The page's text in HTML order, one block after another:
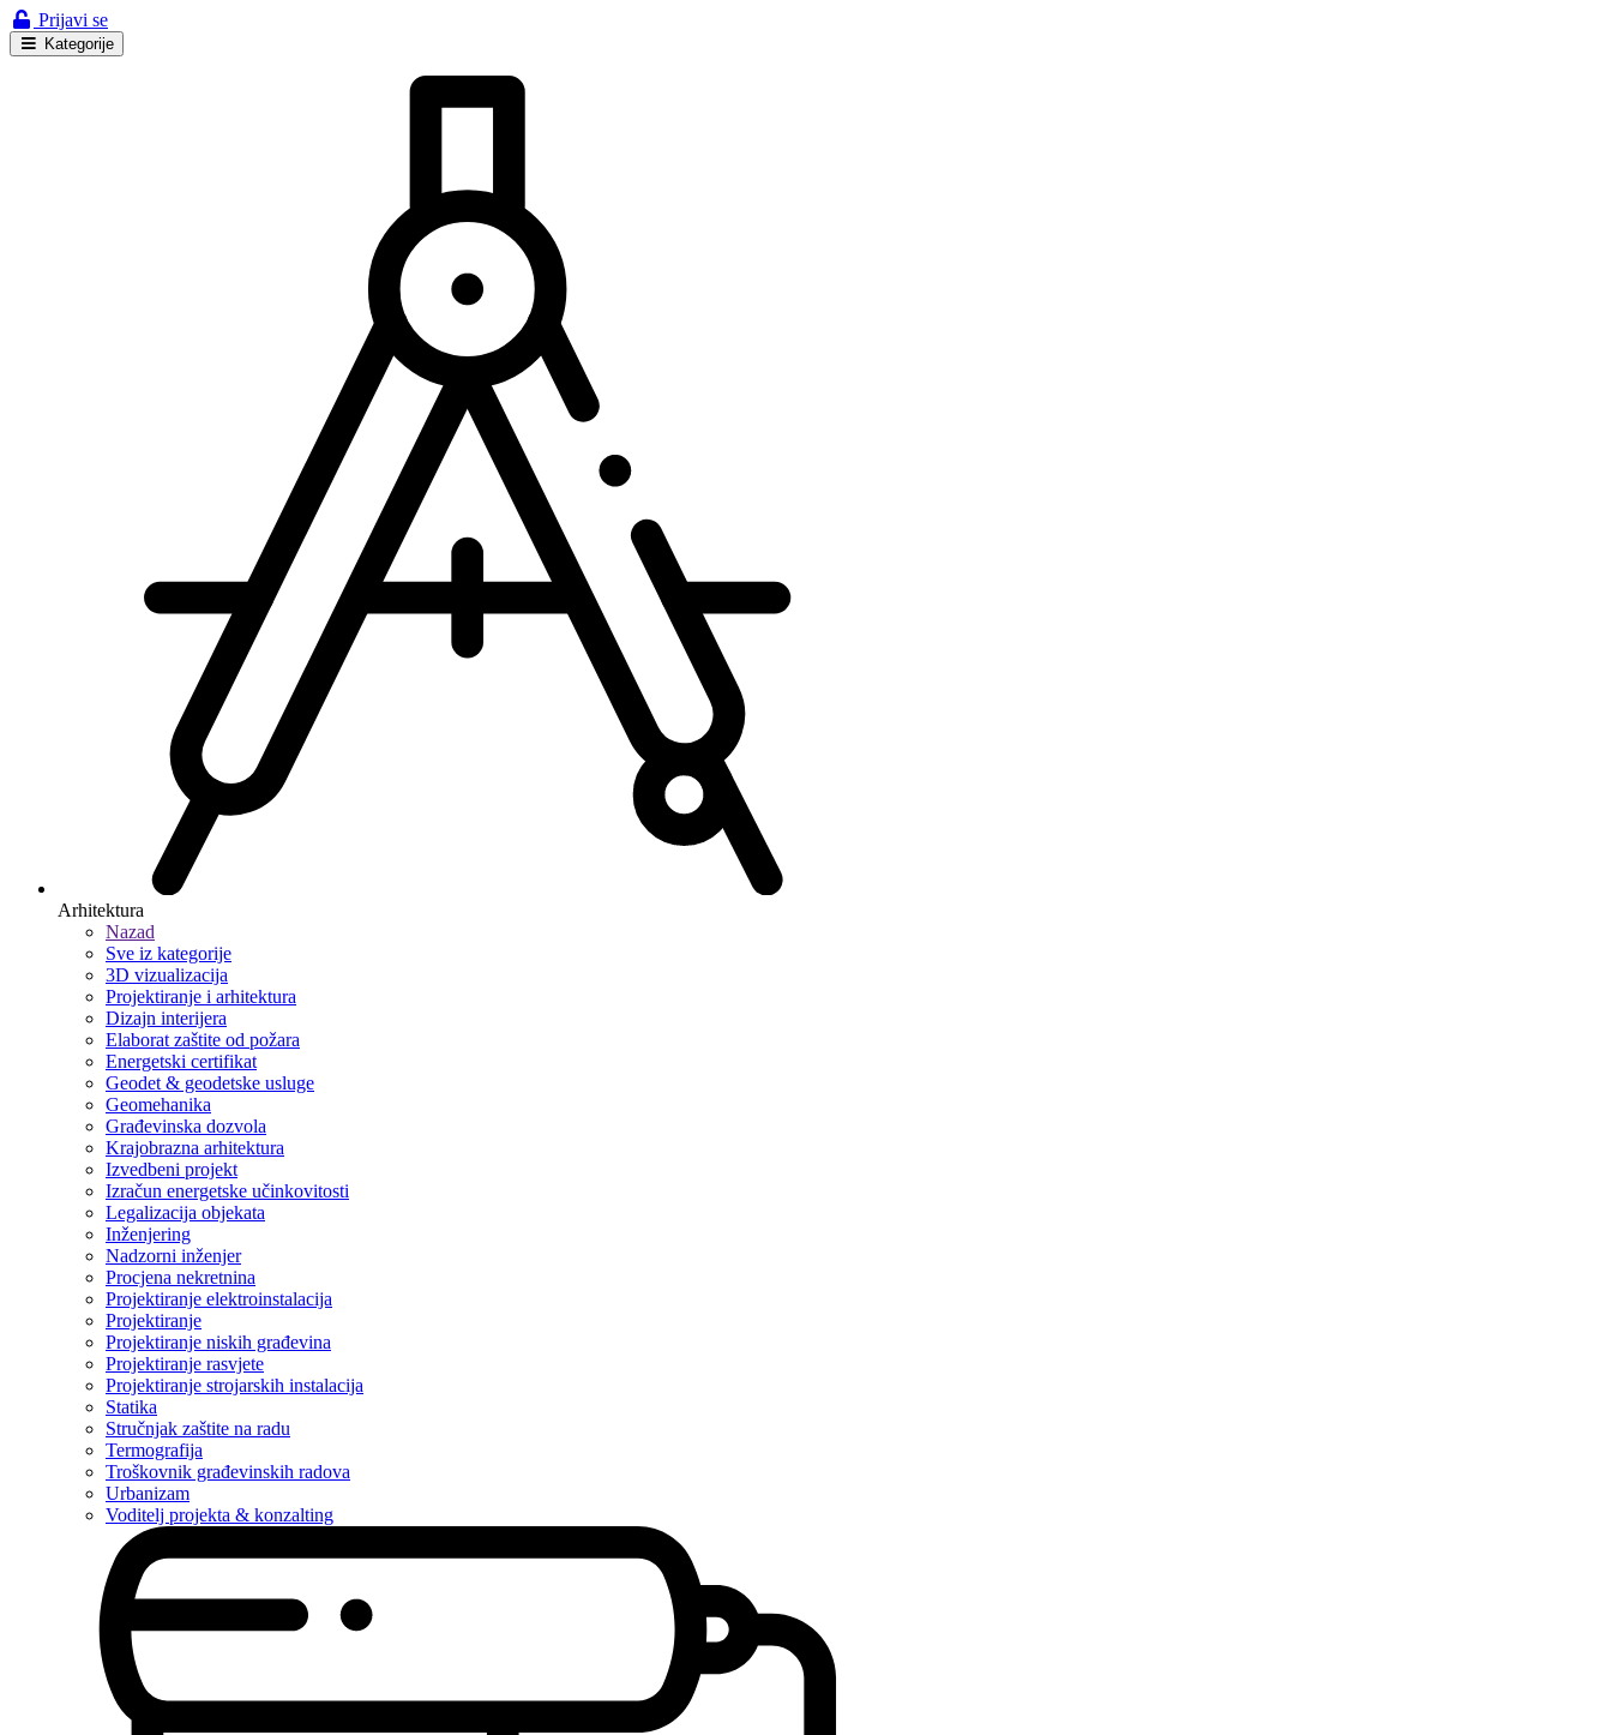
Prijavi se
Kategorije
Arhitektura
Nazad
Sve iz kategorije
3D vizualizacija
Projektiranje i arhitektura
Dizajn interijera
Elaborat zaštite od požara
Energetski certifikat
Geodet & geodetske usluge
Geomehanika
Građevinska dozvola
Krajobrazna arhitektura
Izvedbeni projekt
Izračun energetske učinkovitosti
Legalizacija objekata
Inženjering
Nadzorni inženjer
Procjena nekretnina
Projektiranje elektroinstalacija
Projektiranje
Projektiranje niskih građevina
Projektiranje rasvjete
Projektiranje strojarskih instalacija
Statika
Stručnjak zaštite na radu
Termografija
Troškovnik građevinskih radova
Urbanizam
Voditelj projekta & konzalting